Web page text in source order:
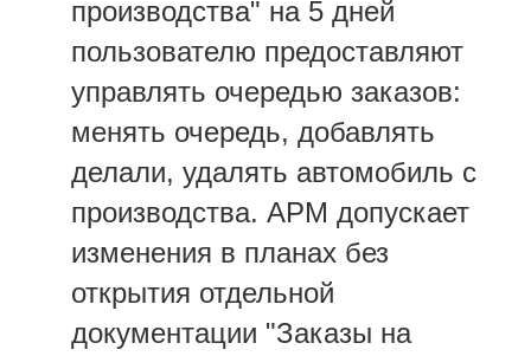
производства" на 5 дней
пользователю предоставляют
управлять очередью заказов:
менять очередь, добавлять
делали, удалять автомобиль с
производства. АРМ допускает
изменения в планах без
открытия отдельной
документации "Заказы на